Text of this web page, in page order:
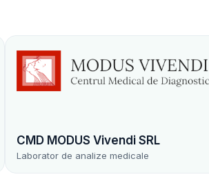
CMD MODUS Vivendi SRL
Laborator de analize medicale